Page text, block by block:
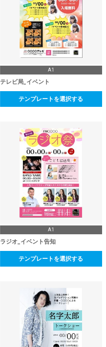
A1
テレビ局_イベント
テンプレートを選択する
A1
ラジオ_イベント告知
テンプレートを選択する